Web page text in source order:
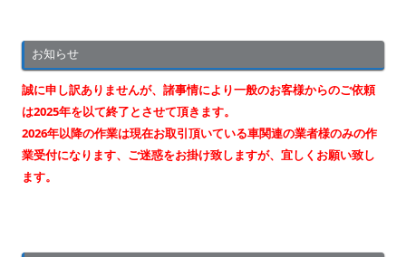
ゲ
ー
シ
ョ
ン
お知らせ
誠に申し訳ありませんが、諸事情により一般のお客様からのご依頼
は2025年を以て終了とさせて頂きます。
2026年以降の作業は現在お取引頂いている車関連の業者様のみの作
業受付になります、ご迷惑をお掛け致しますが、宜しくお願い致し
ます。